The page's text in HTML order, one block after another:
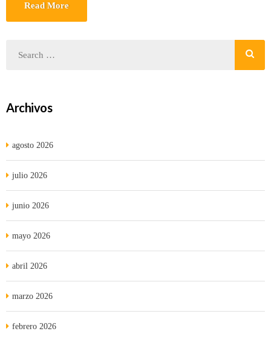
Read More
Archivos
agosto 2026
julio 2026
junio 2026
mayo 2026
abril 2026
marzo 2026
febrero 2026